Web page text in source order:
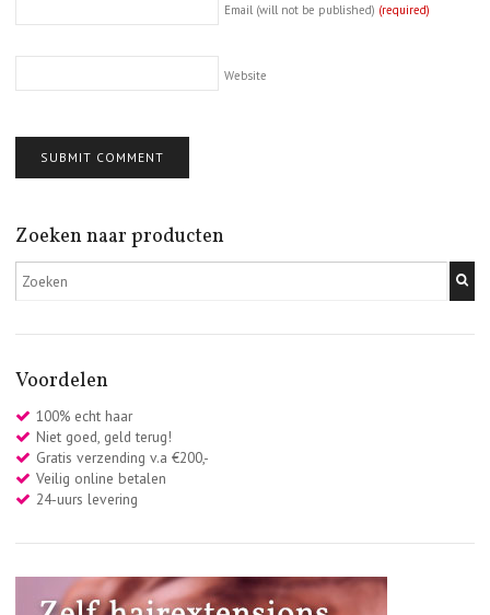
Email (will not be published) (required)
Website
Zoeken naar producten
Voordelen
100% echt haar
Niet goed, geld terug!
Gratis verzending v.a €200,-
Veilig online betalen
24-uurs levering